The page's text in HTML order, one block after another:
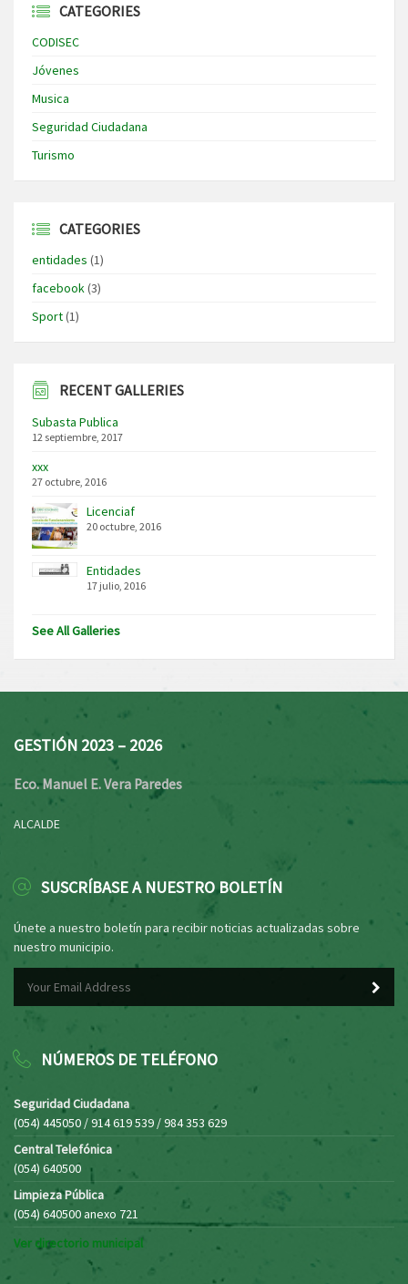
CATEGORIES
CODISEC
Jóvenes
Musica
Seguridad Ciudadana
Turismo
CATEGORIES
entidades (1)
facebook(3)
Sport(1)
RECENT GALLERIES
Subasta Publica
12 septiembre, 2017
xxx
27 octubre, 2016
Licenciaf
20 octubre, 2016
Entidades
17 julio, 2016
See All Galleries
GESTIÓN 2023 – 2026
Eco. Manuel E. Vera Paredes
ALCALDE
SUSCRÍBASE A NUESTRO BOLETÍN
Únete a nuestro boletín para recibir noticias actualizadas sobre
nuestro municipio.
NÚMEROS DE TELÉFONO
Seguridad Ciudadana
(054) 445050 / 914 619 539 / 984 353 629
Central Telefónica
(054) 640500
Limpieza Pública
(054) 640500 anexo 721
Ver directorio municipal